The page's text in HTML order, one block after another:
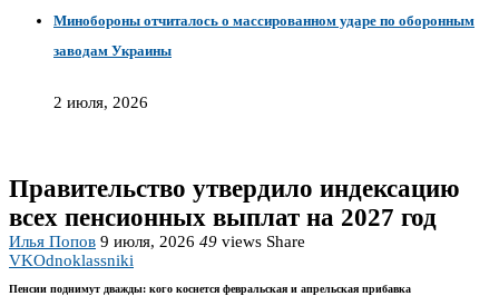
Минобороны отчиталось о массированном ударе по оборонным
заводам Украины
2 июля, 2026
Правительство утвердило индексацию
всех пенсионных выплат на 2027 год
Илья Попов 9 июля, 2026 49 views Share
VKOdnoklassniki
Пенсии поднимут дважды: кого коснется февральская и апрельская прибавка